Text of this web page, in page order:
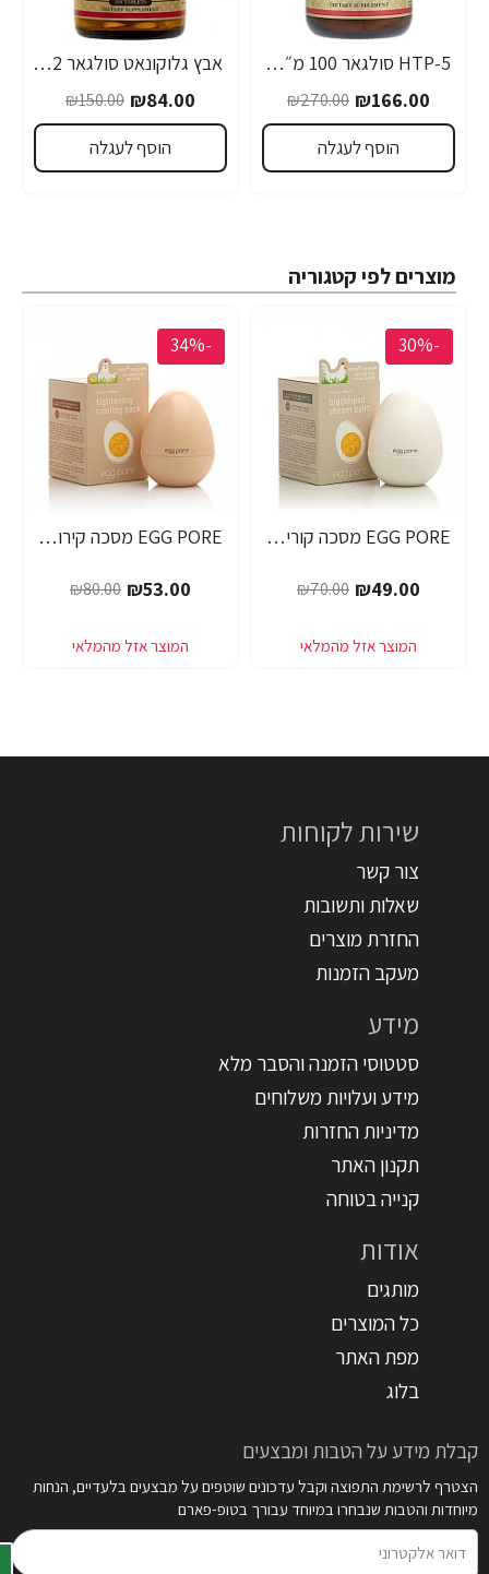
5-HTP סולגאר 100 מ״ג - הרכיב 5 הידרוקסי טריפטופן - 90 כמוסות מבית SOLGAR
₪166.00
₪270.00
הוסף לעגלה
אבץ גלוקונאט סולגאר 22 מ"ג - 250 טבליות מבית SOLGAR
₪84.00
₪150.00
הוסף לעגלה
מוצרים לפי קטגוריה
-30%
EGG PORE מסכה קוריאנית לניקוי ראשים שחורים 30 גרם - מבית Tony Moly
₪49.00
₪70.00
-34%
EGG PORE מסכה קירור לכיווץ נקבוביות 30 גרם - מבית Tony Moly
₪53.00
₪80.00
שירות לקוחות
צור קשר
שאלות ותשובות
החזרת מוצרים
מעקב הזמנות
מידע
סטטוסי הזמנה והסבר מלא
מידע ועלויות משלוחים
מדיניות החזרות
תקנון האתר
קנייה בטוחה
אודות
מותגים
כל המוצרים
מפת האתר
בלוג
קבלת מידע על הטבות ומבצעים
הצטרף לרשימת התפוצה וקבל עדכונים שוטפים על מבצעים בלעדיים, הנחות
מיוחדות והטבות שנבחרו במיוחד עבורך בטופ-פארם
אלקטרוני